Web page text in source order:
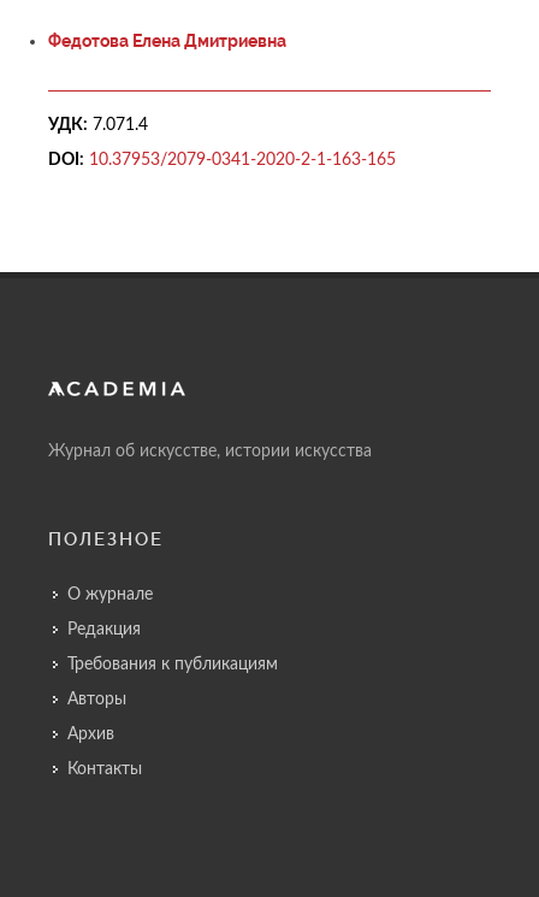
Федотова Елена Дмитриевна
УДК: 7.071.4
DOI: 10.37953/2079-0341-2020-2-1-163-165
Журнал об искусстве, истории искусства
ПОЛЕЗНОЕ
О журнале
Редакция
Требования к публикациям
Авторы
Архив
Контакты